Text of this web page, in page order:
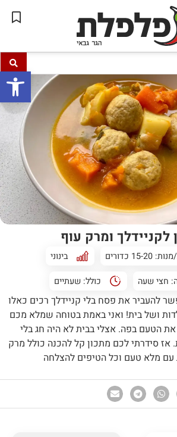
פתח
לקניידלך ומרק עוף
20 כדורים
בינוני
חצי שעה כולל: שעתיים
להעביר את פסח בלי קניידלך רכים כאלו
ושל בית! ואני באמת בטוחה שמלא מכם
את הטעם בפה. אצלי בבית לא היה חג בלי
אז סידרתי לכם מתכון קל להכנה כולל מרק
עם מלא טעם וכל הטיפים להצלחה